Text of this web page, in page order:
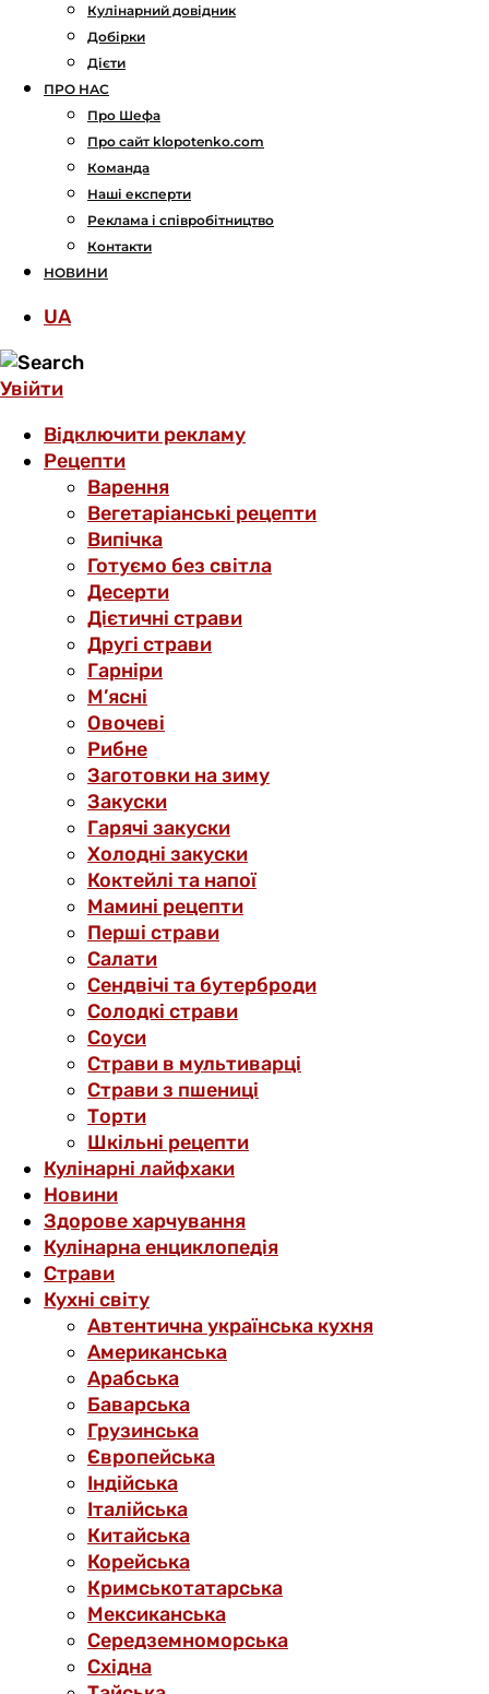
Кулінарний довідник
Добірки
Дієти
ПРО НАС
Про Шефа
Про сайт klopotenko.com
Команда
Наші експерти
Реклама і співробітництво
Контакти
НОВИНИ
UA
Увійти
Відключити рекламу
Рецепти
Варення
Вегетаріанські рецепти
Випічка
Готуємо без світла
Десерти
Дієтичні страви
Другі страви
Гарніри
М’ясні
Овочеві
Рибне
Заготовки на зиму
Закуски
Гарячі закуски
Холодні закуски
Коктейлі та напої
Мамині рецепти
Перші страви
Салати
Сендвічі та бутерброди
Солодкі страви
Соуси
Страви в мультиварці
Страви з пшениці
Торти
Шкільні рецепти
Кулінарні лайфхаки
Новини
Здорове харчування
Кулінарна енциклопедія
Страви
Кухні світу
Автентична українська кухня
Американська
Арабська
Баварська
Грузинська
Європейська
Індійська
Італійська
Китайська
Корейська
Кримськотатарська
Мексиканська
Середземноморська
Східна